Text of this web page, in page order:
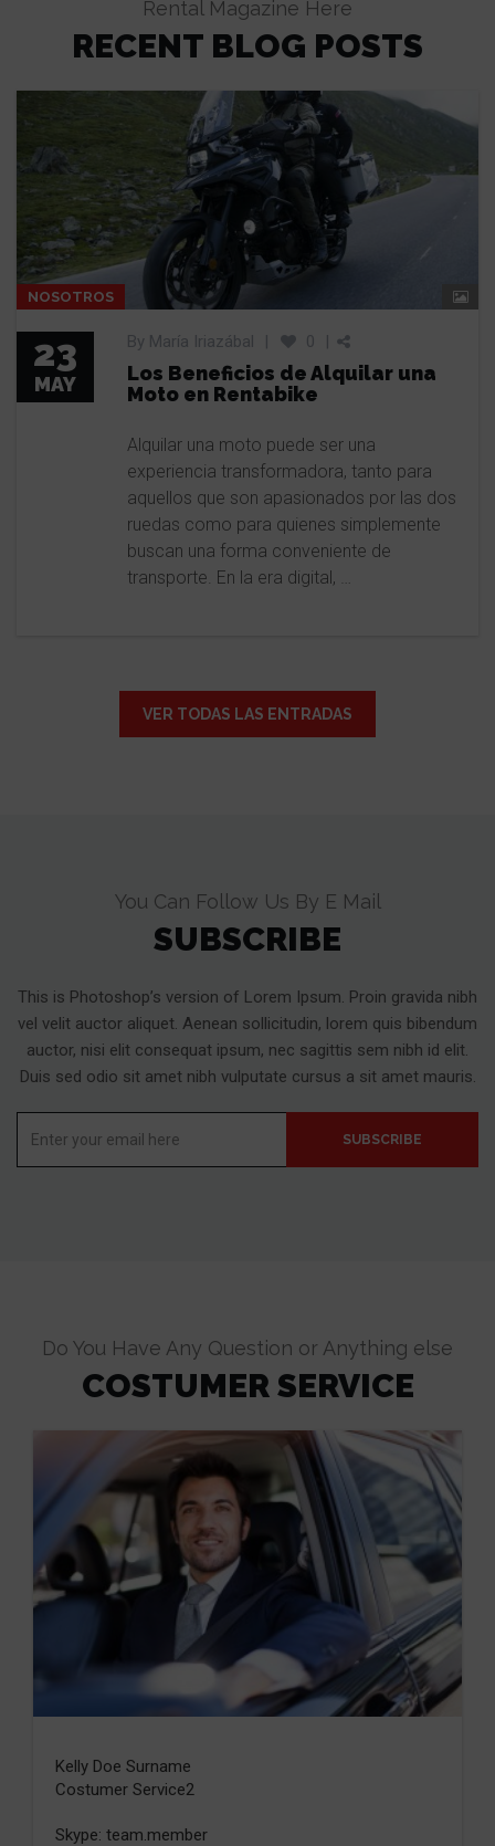
Rental Magazine Here
RECENT BLOG POSTS
NOSOTROS
23
MAY
By María Iriazábal | 0 |
Los Beneficios de Alquilar una
Moto en Rentabike
Alquilar una moto puede ser una
experiencia transformadora, tanto para
aquellos que son apasionados por las dos
ruedas como para quienes simplemente
buscan una forma conveniente de
transporte. En la era digital, …
VER TODAS LAS ENTRADAS
You Can Follow Us By E Mail
SUBSCRIBE
This is Photoshop’s version of Lorem Ipsum. Proin gravida nibh
vel velit auctor aliquet. Aenean sollicitudin, lorem quis bibendum
auctor, nisi elit consequat ipsum, nec sagittis sem nibh id elit.
Duis sed odio sit amet nibh vulputate cursus a sit amet mauris.
your
email
SUBSCRIBE
Do You Have Any Question or Anything else
COSTUMER SERVICE
Kelly Doe Surname
Costumer Service2
Skype: team.member